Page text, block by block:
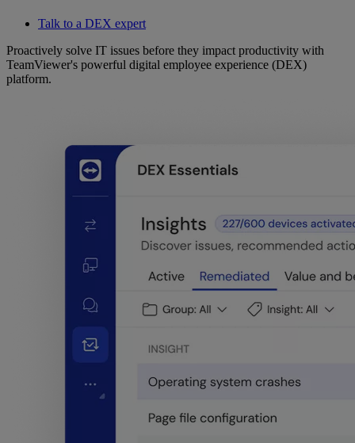
Talk to a DEX expert
Proactively solve IT issues before they impact productivity with
TeamViewer's powerful digital employee experience (DEX)
platform.